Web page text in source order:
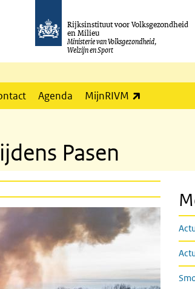
Rijksinstituut voor Volksgezondheid
en Milieu
Ministerie van Volksgezondheid,
Welzijn en Sport
Agenda MijnRIVM
Pasen